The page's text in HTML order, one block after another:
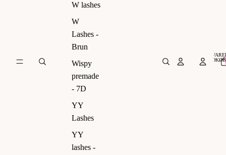
W lashes
W
Lashes -
Brun
Wispy
premade
- 7D
YY
Lashes
YY
lashes -